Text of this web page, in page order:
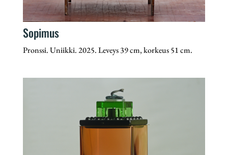
Sopimus
Pronssi. Uniikki. 2025. Leveys 39 cm, korkeus 51 cm.